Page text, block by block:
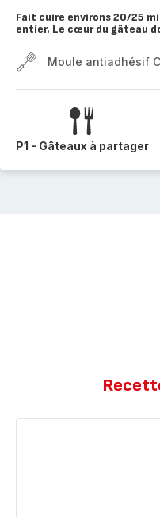
Fait cuire environs 20/25
entier. Le cœur du gâteau
Moule antiadhésif
P1 - Gâteaux à partager